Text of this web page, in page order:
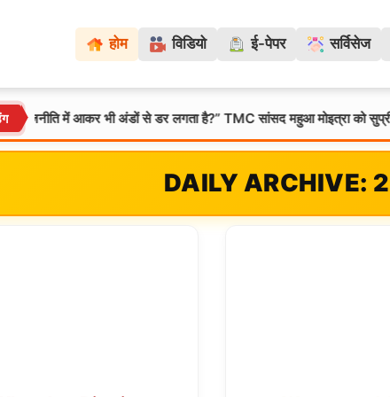
होम विडियो ई-पेपर सर्विसेज
में आकर भी अंडों से डर लगता है?” TMC सांसद महुआ मोइत्रा को सुप्रीम कोर्ट
DAILY ARCHIVE: